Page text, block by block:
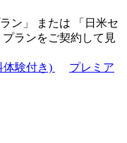
ン 」 または 「 日米セ
プランをご契約して見
体験付き)
プレミア